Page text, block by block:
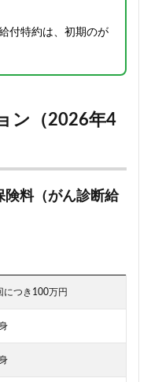
付特約は、初期のが
ン（2026年4
険料（がん診断給
につき100万円